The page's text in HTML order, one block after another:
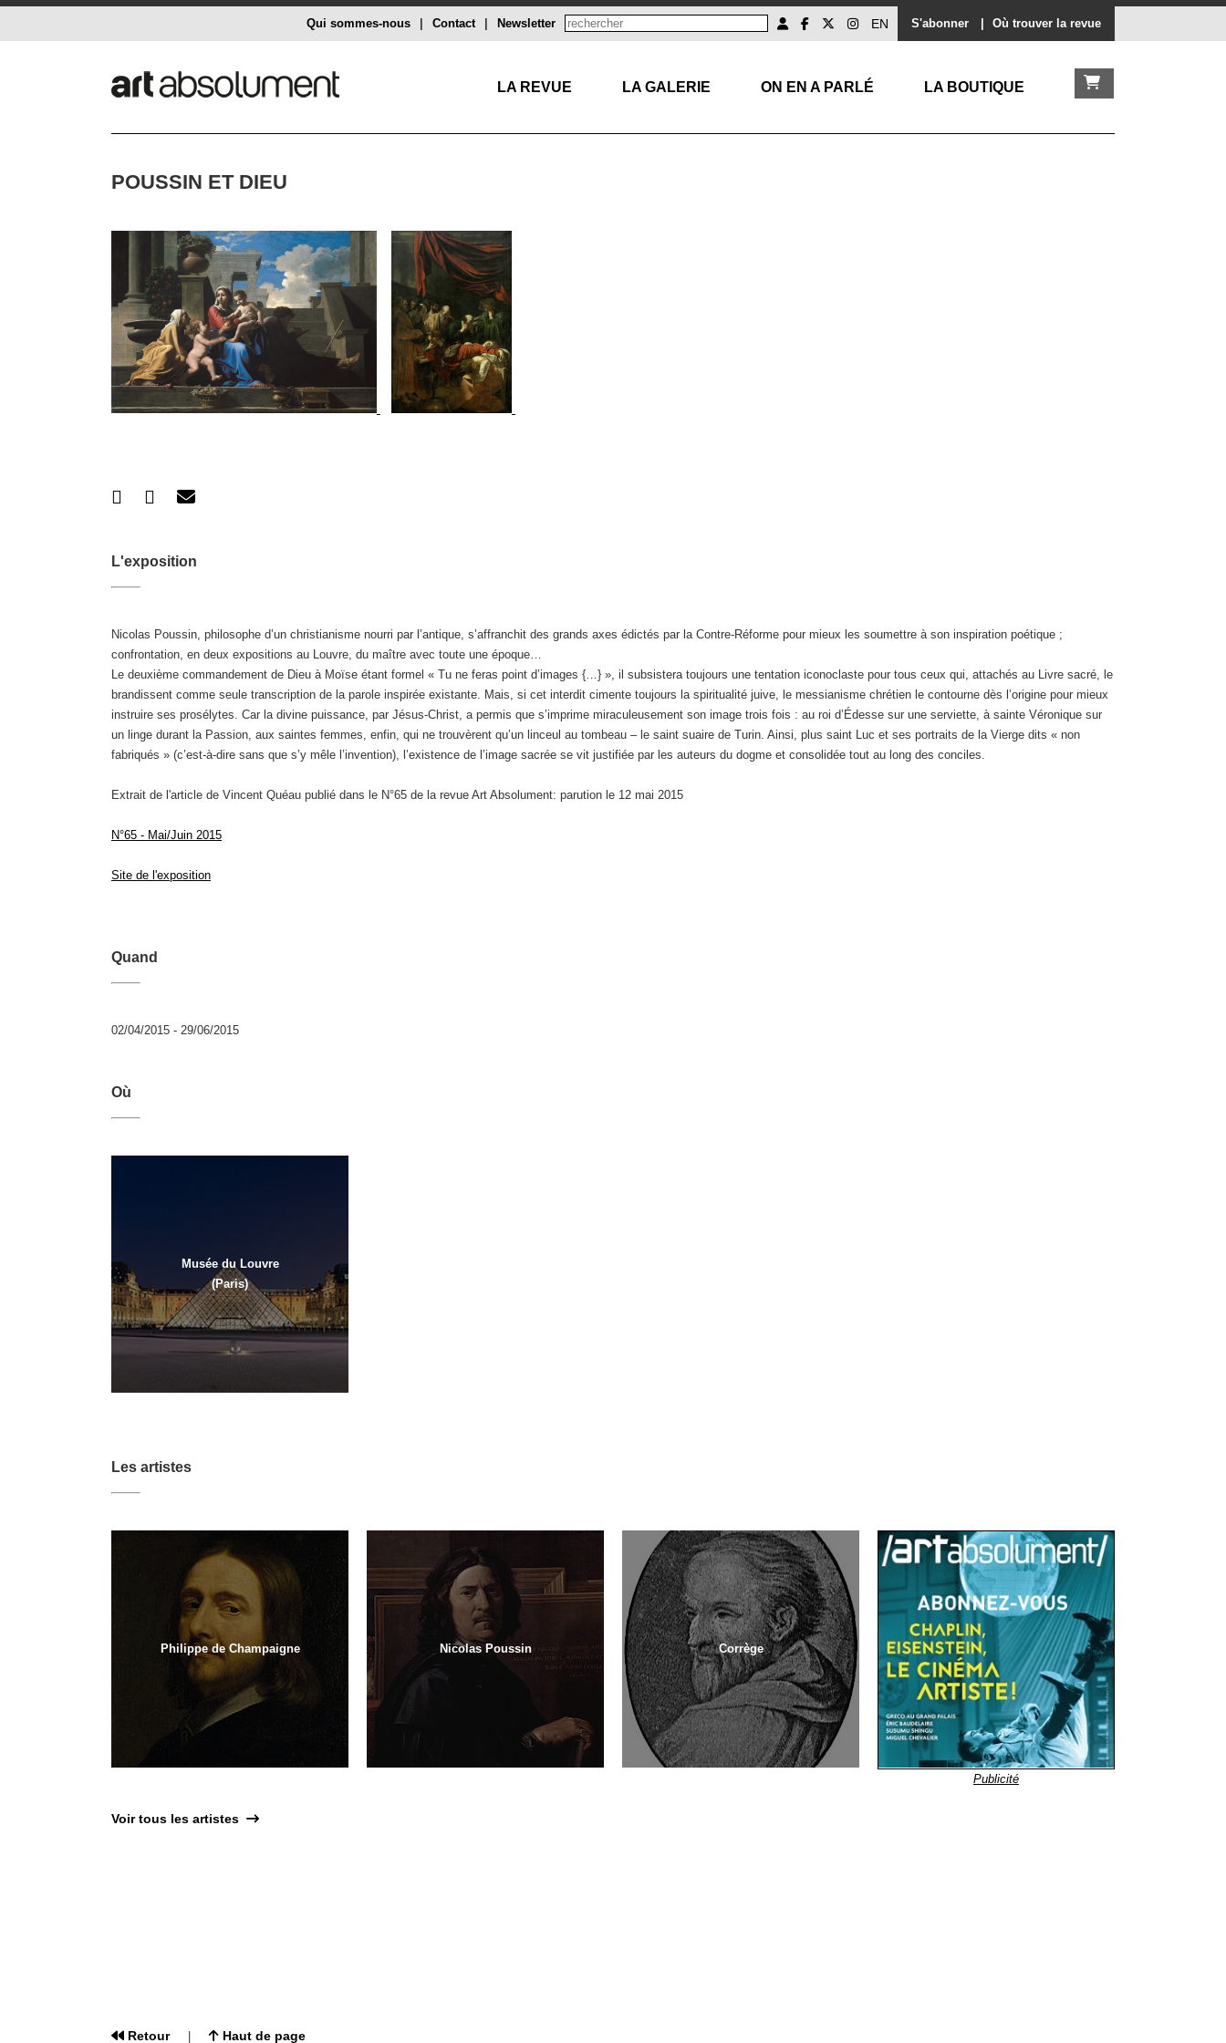
S'abonner Où trouver la revue
EN
Newsletter
Contact
Qui sommes-nous
LA REVUE LA GALERIE ON EN A PARLÉ LA BOUTIQUE
POUSSIN ET DIEU
L'exposition
Nicolas Poussin, philosophe d’un christianisme nourri par l’antique, s’affranchit des grands axes édictés par la Contre-Réforme pour mieux les soumettre à son inspiration poétique ;
confrontation, en deux expositions au Louvre, du maître avec toute une époque…
Le deuxième commandement de Dieu à Moïse étant formel « Tu ne feras point d’images {…} », il subsistera toujours une tentation iconoclaste pour tous ceux qui, attachés au Livre sacré, le
brandissent comme seule transcription de la parole inspirée existante. Mais, si cet interdit cimente toujours la spiritualité juive, le messianisme chrétien le contourne dès l’origine pour mieux
instruire ses prosélytes. Car la divine puissance, par Jésus-Christ, a permis que s’imprime miraculeusement son image trois fois : au roi d’Édesse sur une serviette, à sainte Véronique sur
un linge durant la Passion, aux saintes femmes, enfin, qui ne trouvèrent qu’un linceul au tombeau – le saint suaire de Turin. Ainsi, plus saint Luc et ses portraits de la Vierge dits « non
fabriqués » (c’est-à-dire sans que s’y mêle l’invention), l’existence de l’image sacrée se vit justifiée par les auteurs du dogme et consolidée tout au long des conciles.
Extrait de l'article de Vincent Quéau publié dans le N°65 de la revue Art Absolument: parution le 12 mai 2015
N°65 - Mai/Juin 2015
Site de l'exposition
Quand
02/04/2015 - 29/06/2015
Où
Musée du Louvre
(Paris)
Les artistes
Philippe de Champaigne Nicolas Poussin Corrège
Publicité
Voir tous les artistes
Retour| Haut de page